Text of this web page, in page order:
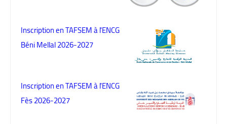
Inscription en TAFSEM à l'ENCG
Béni Mellal 2026-2027
Inscription en TAFSEM à l'ENCG
Fès 2026-2027